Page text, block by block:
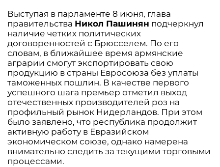
Выступая в парламенте 8 июня, глава
правительства Никол Пашинян подчеркнул
наличие четких политических
договоренностей с Брюсселем. По его
словам, в ближайшее время армянские
аграрии смогут экспортировать свою
продукцию в страны Евросоюза без уплаты
таможенных пошлин. В качестве первого
успешного шага премьер отметил выход
отечественных производителей роз на
профильный рынок Нидерландов. При этом
было заявлено, что республика продолжит
активную работу в Евразийском
экономическом союзе, однако намерена
внимательно следить за текущими торговыми
процессами.